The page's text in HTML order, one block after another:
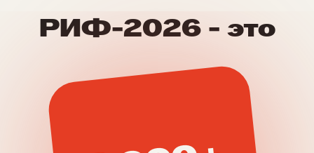
РИФ-2026 - это